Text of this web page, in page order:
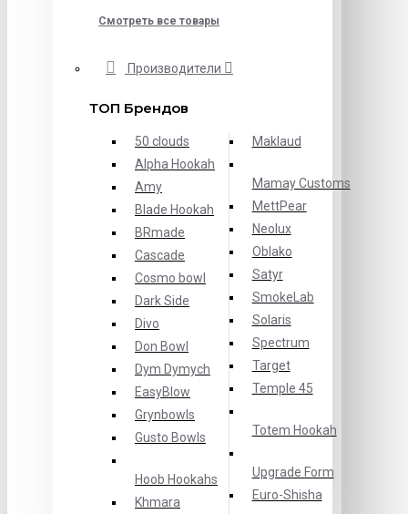
Смотреть все товары
Производители
ТОП Брендов
50 clouds
Alpha Hookah
Amy
Blade Hookah
BRmade
Cascade
Cosmo bowl
Dark Side
Divo
Don Bowl
Dym Dymych
EasyBlow
Grynbowls
Gusto Bowls
Hoob Hookahs
Khmara
Maklaud
Mamay Customs
MettPear
Neolux
Oblako
Satyr
SmokeLab
Solaris
Spectrum
Target
Temple 45
Totem Hookah
Upgrade Form
Еuro-Shisha